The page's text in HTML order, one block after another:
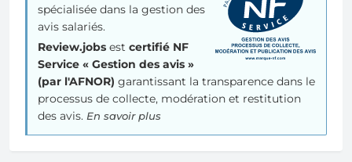
spécialisée dans la gestion des
avis salariés.
Review.jobs est certifié NF
Service « Gestion des avis »
(par l'AFNOR) garantissant la transparence dans le
processus de collecte, modération et restitution
des avis. En savoir plus